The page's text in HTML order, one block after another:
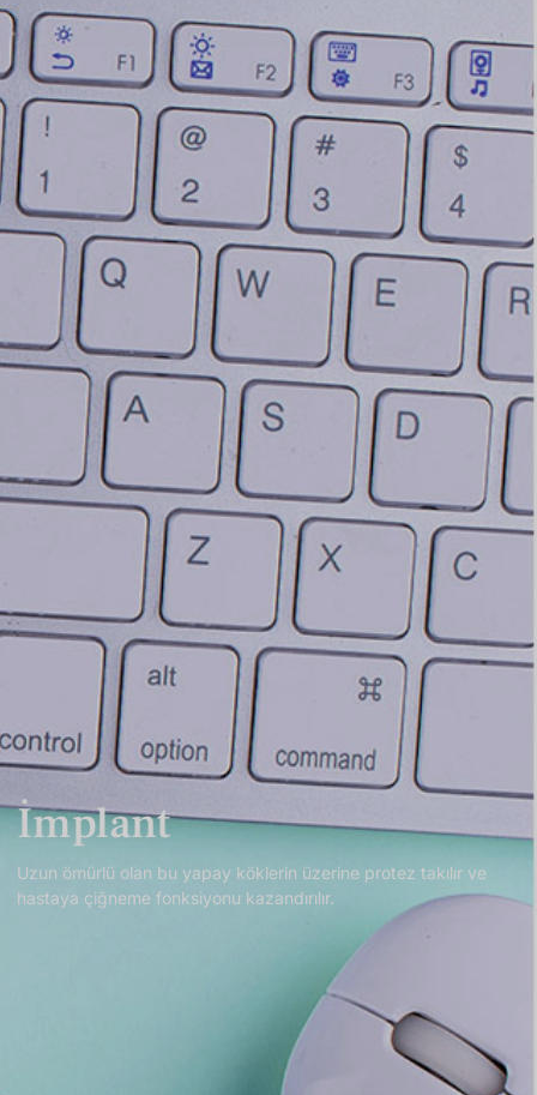
İmplant
Uzun ömürlü olan bu yapay köklerin üzerine protez takılır ve
hastaya çiğneme fonksiyonu kazandırılır.